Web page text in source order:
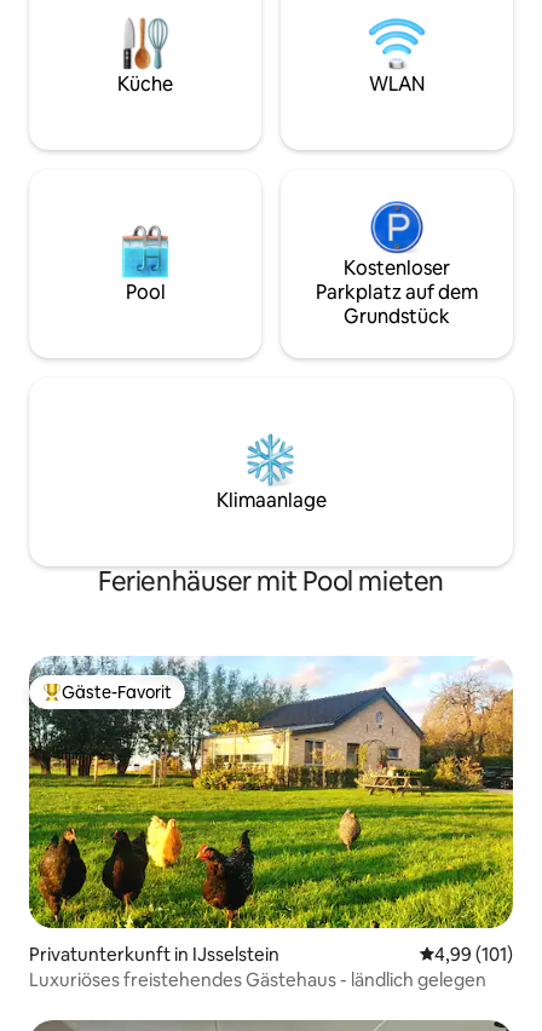
Lage: 7 Gehminuten bis zum
Hauptbahnhof Utrecht.
Kostenpflichtige Parkplätze in der Nähe;
kostenlose Parkplätze 26 Gehminuten
zu deiner Wunschliste hinzu, indem du in
die du benötigst,
wohne unten und
Haustür und den
Aufenthalts,
Küche WLAN
Pool
Kostenloser
Parkplatz auf dem
Grundstück
Klimaanlage
Ferienhäuser mit Pool mieten
Beliebter Gäste-Favorit.
Gäste-Favorit
Privatunterkunft in IJsselstein
4,99 (101)
Luxuriöses freistehendes Gästehaus - ländlich gelegen